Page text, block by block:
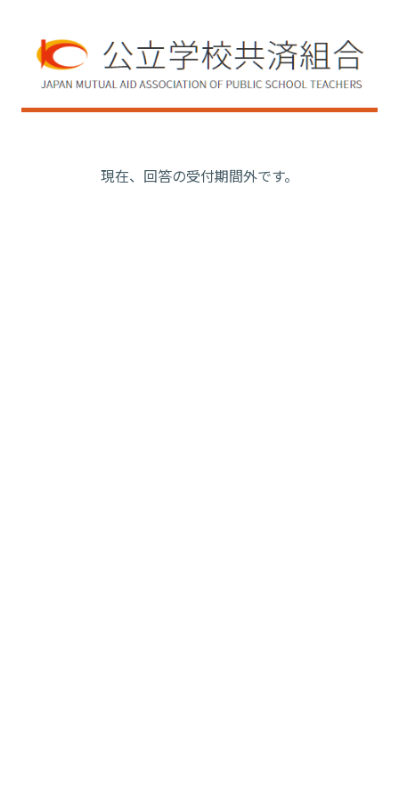
現在、回答の受付期間外です。